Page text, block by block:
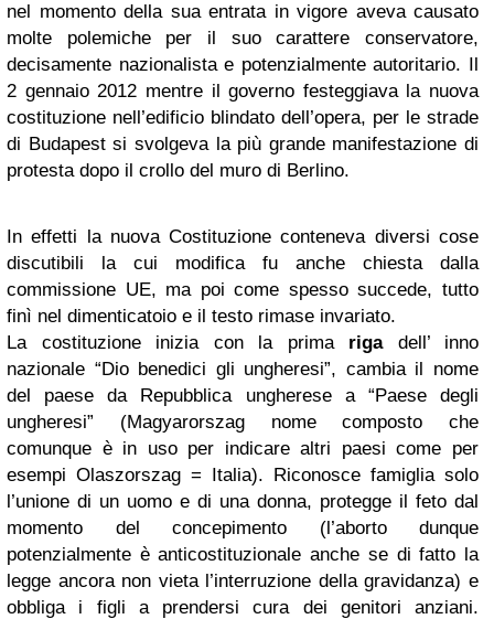
nel momento della sua entrata in vigore aveva causato
molte polemiche per il suo carattere conservatore,
decisamente nazionalista e potenzialmente autoritario. Il
2 gennaio 2012 mentre il governo festeggiava la nuova
costituzione nell’edificio blindato dell’opera, per le strade
di Budapest si svolgeva la più grande manifestazione di
protesta dopo il crollo del muro di Berlino.
In effetti la nuova Costituzione conteneva diversi cose
discutibili la cui modifica fu anche chiesta dalla
commissione UE, ma poi come spesso succede, tutto
finì nel dimenticatoio e il testo rimase invariato.
La costituzione inizia con la prima rigadell’ inno
nazionale “Dio benedici gli ungheresi”, cambia il nome
del paese da Repubblica ungherese a “Paese degli
ungheresi” (Magyarorszag nome composto che
comunque è in uso per indicare altri paesi come per
esempi Olaszorszag = Italia). Riconosce famiglia solo
l’unione di un uomo e di una donna, protegge il feto dal
momento del concepimento (l’aborto dunque
potenzialmente è anticostituzionale anche se di fatto la
legge ancora non vieta l’interruzione della gravidanza) e
obbliga i figli a prendersi cura dei genitori anziani.